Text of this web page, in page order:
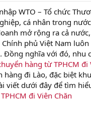
WTO – Tổ chức
cá nhân trong
mở rộng ra cả
phủ Việt Nam
Đồng nghĩa với đó, nhu
hàng từ TPHCM đi
hàng đi Lào, đặc biệt
viết dưới đây để tìm
đi Viên Chăn